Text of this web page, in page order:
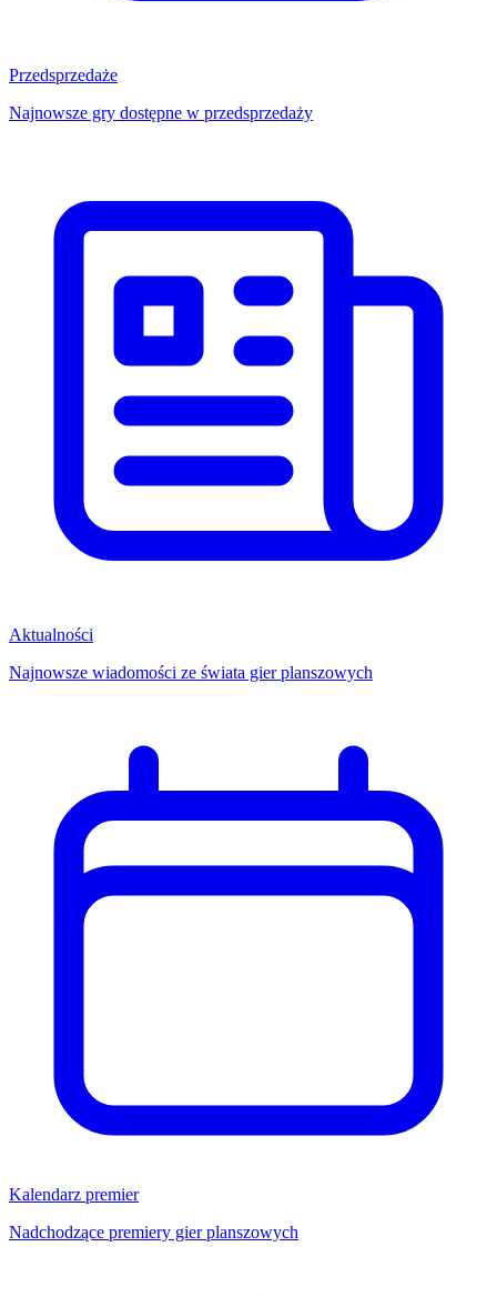
Przedsprzedaże
Najnowsze gry dostępne w przedsprzedaży
Aktualności
Najnowsze wiadomości ze świata gier planszowych
Kalendarz premier
Nadchodzące premiery gier planszowych